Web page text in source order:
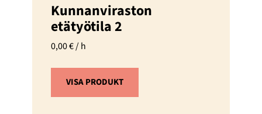
Kunnanviraston
etätyötila 2
0,00€/ h
VISA PRODUKT